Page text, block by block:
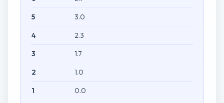
5 3.0
4 2.3
3 1.7
2 1.0
1 0.0